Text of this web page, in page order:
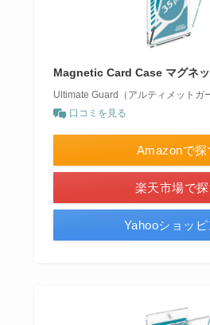
Magnetic Card Case マグネ
Ultimate Guard（アルティメットガ
口コミを見る
Amazonで探
楽天市場で
Yahooショッ